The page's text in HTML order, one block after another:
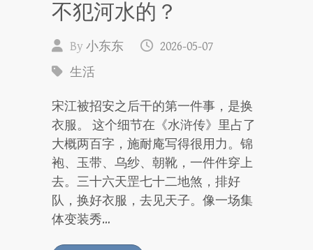
不犯河水的？
By小东东
2026-05-07
生活
宋江被招安之后干的第一件事，是换
衣服。 这个细节在《水浒传》里占了
大概两百字，施耐庵写得很用力。锦
袍、玉带、乌纱、朝靴，一件件穿上
去。三十六天罡七十二地煞，排好
队，换好衣服，去见天子。像一场集
体变装秀…